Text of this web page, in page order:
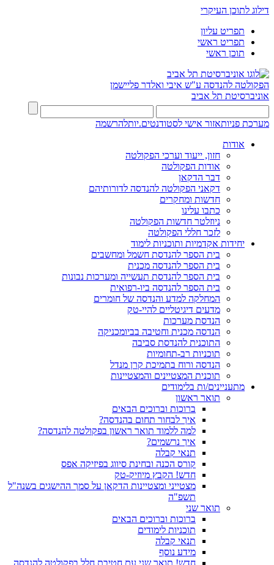
דילוג לתוכן העיקרי
תפריט עליון
תפריט ראשי
תוכן ראשי
הפקולטה להנדסה ע"ש איבי ואלדר פליישמן
אוניברסיטת תל אביב
מערכת פניותאזור אישי לסטודנטים.יותלהרשמה
אודות
חזון, ייעוד וערכי הפקולטה
אודות הפקולטה
דבר הדקאן
דקאני הפקולטה להנדסה לדורותיהם
חדשות ומחקרים
כתבו עלינו
ניוזלטר חדשות הפקולטה
לזכר חללי הפקולטה
יחידות אקדמיות ותוכניות לימוד
בית הספר להנדסת חשמל ומחשבים
בית הספר להנדסה מכנית
בית הספר להנדסת תעשייה ומערכות נבונות
בית הספר להנדסה ביו-רפואית
המחלקה למדע והנדסה של חומרים
מדעים דיגיטליים להיי-טק
הנדסת מערכות
הנדסה מכנית וחטיבה בביומכניקה
התוכנית להנדסת סביבה
תוכניות רב-תחומיות
הנדסה ורוח בתמיכת קרן מנדל
תוכנית המצטיינים והמצטיינות
מתעניינים/ות בלימודים
תואר ראשון
ברוכות וברוכים הבאים
איך לבחור תחום בהנדסה?
למה ללמוד תואר ראשון בפקולטה להנדסה?
איך נרשמים?
תנאי קבלה
קורס הכנה ובחינת סיווג בפיזיקה אפס
חדש! הקבץ מיוזיק-טק
מצטייני ומצטיינות הדקאן על סמך ההישגים בשנה"ל
תשפ"ה
תואר שני
ברוכות וברוכים הבאים
תוכניות לימודים
תנאי קבלה
מידע נוסף
חדש! תואר שני עם חטיבת חלל בפקולטה להנדסה